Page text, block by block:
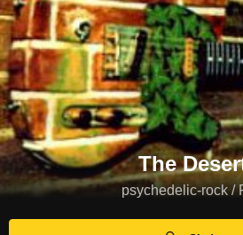
The
psychedelic-rock /